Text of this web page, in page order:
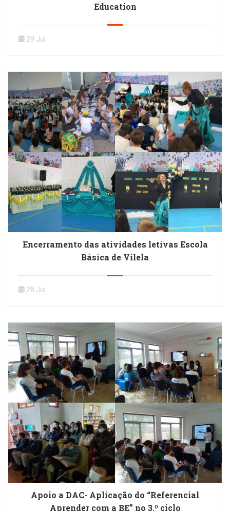
Education
29 Jul
Encerramento das atividades letivas Escola
Básica de Vilela
28 Jul
Apoio a DAC- Aplicação do “Referencial
Aprender com a BE” no 3.º ciclo